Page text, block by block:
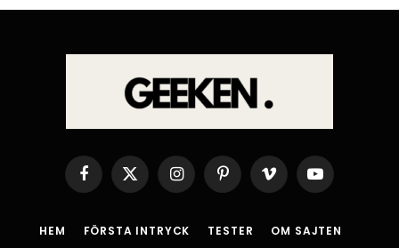
Facebook
X
(Twitter)
InstagramPinterestVimeo YouTube
HEM FÖRSTA INTRYCK TESTER OM SAJTEN